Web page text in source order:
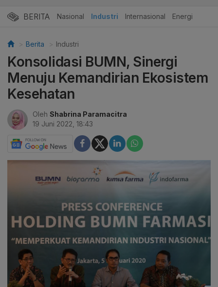
BERITA Nasional Industri Internasional Energi
Berita Industri
Konsolidasi BUMN, Sinergi
Menuju Kemandirian Ekosistem
Kesehatan
Oleh Shabrina Paramacitra
19 Juni 2022, 18:43